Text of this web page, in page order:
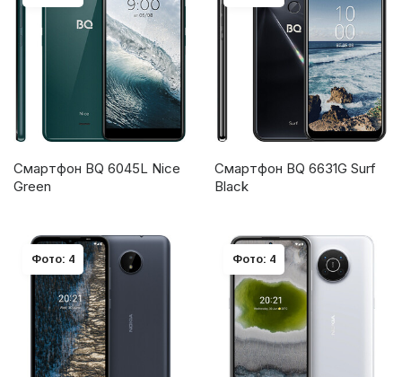
Смартфон BQ 6045L Nice
Green
Смартфон BQ 6631G Surf
Black
Фото: 4 Фото: 4